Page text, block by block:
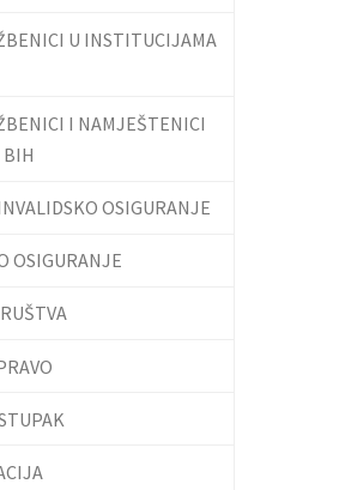
U INSTITUCIJAMA
I NAMJEŠTENICI
BIH
OSIGURANJE
OSIGURANJE